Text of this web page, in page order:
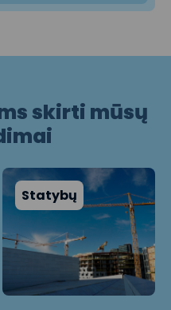
skirti mūsų
Statybų